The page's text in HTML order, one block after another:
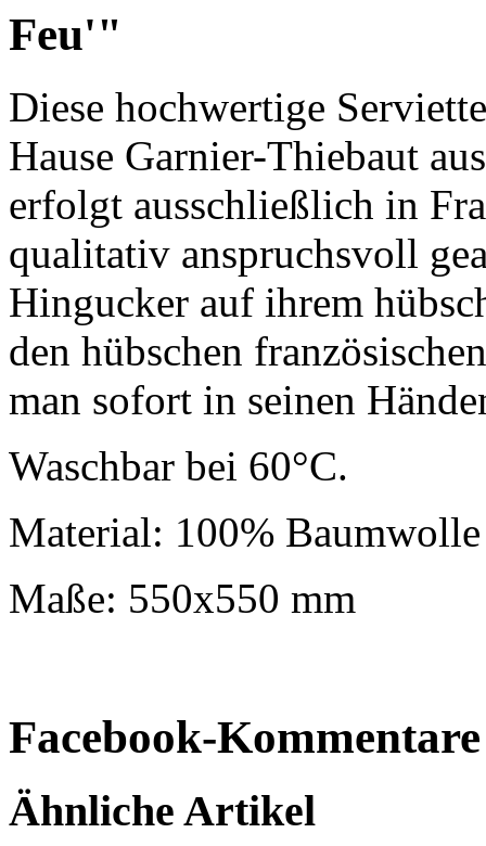
Feu'"
Diese hochwertige
Hause Garnier-Thiebaut
erfolgt ausschließlich in
qualitativ anspruchsvoll
Hingucker auf ihrem
den hübschen
man sofort in seinen
Waschbar bei 60°C.
Material: 100% Baumwolle
Maße: 550x550 mm
Facebook-Kommentare
Ähnliche Artikel